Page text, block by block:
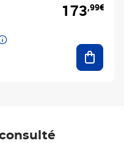
173,99€